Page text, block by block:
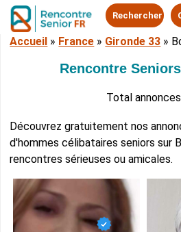
Rechercher
Accueil » France » Gironde 33 »
Rencontre
Total
Découvrez gratuitement nos
d'hommes célibataires seniors sur
rencontres sérieuses ou amicales.